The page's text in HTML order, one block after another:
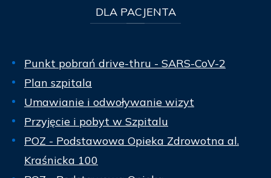
DLAPACJENTA
Punkt pobrań drive-thru - SARS-CoV-2
Plan szpitala
Umawianie i odwoływanie wizyt
Przyjęcie i pobyt w Szpitalu
POZ - Podstawowa Opieka Zdrowotna al.
Kraśnicka 100